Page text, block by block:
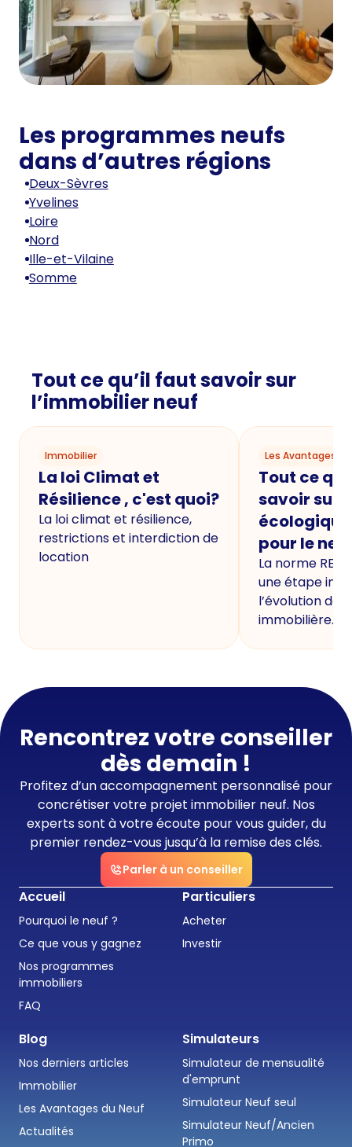
Les programmes neufs
dans d’autres régions
Deux-Sèvres
Yvelines
Loire
Nord
Ille-et-Vilaine
Somme
Tout ce qu’il faut savoir sur
l’immobilier neuf
Immobilier
La loi Climat et
Résilience , c'est quoi?
La loi climat et résilience,
restrictions et interdiction de
location
Les Avantages
Tout ce
savoir sur
écologique
pour le
La norme
une étape
l’évolution de
immobilière.
Rencontrez votre conseiller
dès demain !
Profitez d’un accompagnement personnalisé pour
concrétiser votre projet immobilier neuf. Nos
experts sont à votre écoute pour vous guider, du
premier rendez-vous jusqu’à la remise des clés.
Parler à un conseiller
Accueil
Pourquoi le neuf ?
Ce que vous y gagnez
Nos programmes
immobiliers
FAQ
Particuliers
Acheter
Investir
Blog
Nos derniers articles
Immobilier
Les Avantages du Neuf
Actualités
Simulateurs
Simulateur de mensualité
d'emprunt
Simulateur Neuf seul
Simulateur Neuf/Ancien
Primo